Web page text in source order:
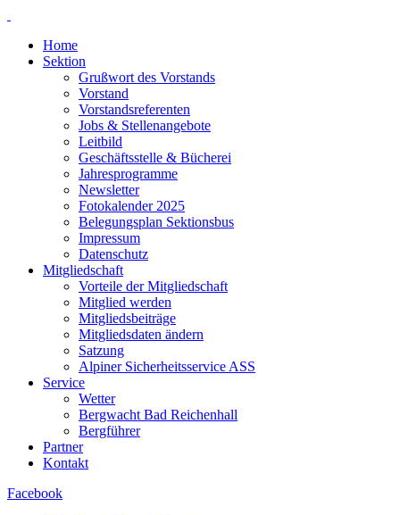
contentHome
Sektion
Grußwort des Vorstands
Vorstand
Vorstandsreferenten
Jobs & Stellenangebote
Leitbild
Geschäftsstelle & Bücherei
Jahresprogramme
Newsletter
Fotokalender 2025
Belegungsplan Sektionsbus
Impressum
Datenschutz
Mitgliedschaft
Vorteile der Mitgliedschaft
Mitglied werden
Mitgliedsbeiträge
Mitgliedsdaten ändern
Satzung
Alpiner Sicherheitsservice ASS
Service
Wetter
Bergwacht Bad Reichenhall
Bergführer
Partner
Kontakt
Facebook